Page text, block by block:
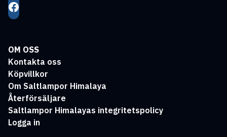
OM OSS
Kontakta oss
Köpvillkor
Om Saltlampor Himalaya
Återförsäljare
Saltlampor Himalayas integritetspolicy
Logga in